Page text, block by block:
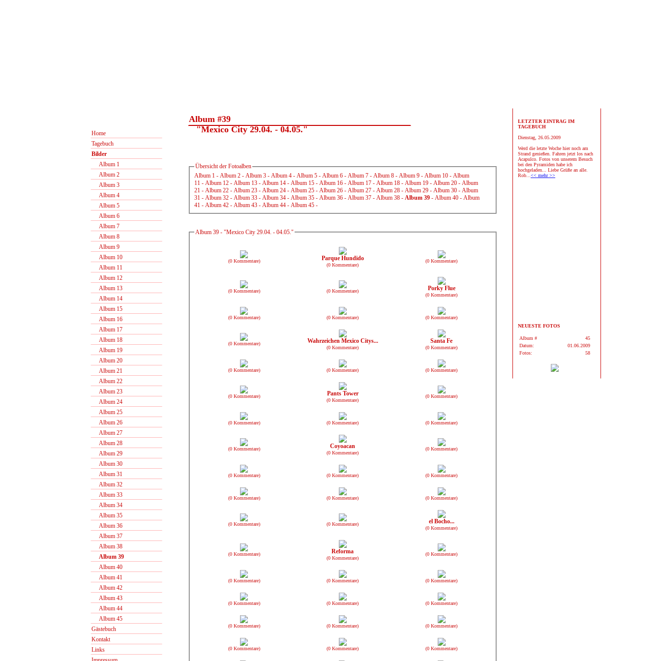
Album #39
"Mexico City 29.04. - 04.05."
Home
Tagebuch
Bilder
Album 1
Album 2
Album 3
Album 4
Album 5
Album 6
Album 7
Album 8
Album 9
Album 10
Album 11
Album 12
Album 13
Album 14
Album 15
Album 16
Album 17
Album 18
Album 19
Album 20
Album 21
Album 22
Album 23
Album 24
Album 25
Album 26
Album 27
Album 28
Album 29
Album 30
Album 31
Album 32
Album 33
Album 34
Album 35
Album 36
Album 37
Album 38
Album 39
Album 40
Album 41
Album 42
Album 43
Album 44
Album 45
Gästebuch
Kontakt
Links
LETZTER EINTRAG IM
TAGEBUCH
Dienstag, 26.05.2009
Werd die letzte Woche hier noch am
Strand genießen. Fahren jetzt los nach
Acapulco. Fotos von unserem Besuch
bei den Pyramiden habe ich
hochgeladen... Liebe Grüße an alle.
Rob... << mehr >>
NEUESTE FOTOS
Album #
45
Datum:
01.06.2009
Fotos:
58
Übersicht der Fotoalben
Album 1 - Album 2 - Album 3 - Album 4 - Album 5 - Album 6 - Album 7 - Album 8 - Album 9 - Album 10 - Album
11 - Album 12 - Album 13 - Album 14 - Album 15 - Album 16 - Album 17 - Album 18 - Album 19 - Album 20 - Album
21 - Album 22 - Album 23 - Album 24 - Album 25 - Album 26 - Album 27 - Album 28 - Album 29 - Album 30 - Album
31 - Album 32 - Album 33 - Album 34 - Album 35 - Album 36 - Album 37 - Album 38 - Album 39 - Album 40 - Album
41 - Album 42 - Album 43 - Album 44 - Album 45 -
Album 39 - "Mexico City 29.04. - 04.05."
(0 Kommentare) Parque Hundido
(0 Kommentare)
(0 Kommentare)
(0 Kommentare) (0 Kommentare) Porky Flue
(0 Kommentare)
(0 Kommentare) (0 Kommentare) (0 Kommentare)
(0 Kommentare) Wahrzeichen Mexico Citys...
(0 Kommentare)
Santa Fe
(0 Kommentare)
(0 Kommentare) (0 Kommentare) (0 Kommentare)
(0 Kommentare) Pants Tower
(0 Kommentare)
(0 Kommentare)
(0 Kommentare) (0 Kommentare) (0 Kommentare)
(0 Kommentare) Coyoacan
(0 Kommentare)
(0 Kommentare)
(0 Kommentare) (0 Kommentare) (0 Kommentare)
(0 Kommentare) (0 Kommentare) (0 Kommentare)
(0 Kommentare) (0 Kommentare) el Bocho...
(0 Kommentare)
(0 Kommentare) Reforma
(0 Kommentare)
(0 Kommentare)
(0 Kommentare) (0 Kommentare) (0 Kommentare)
(0 Kommentare) (0 Kommentare) (0 Kommentare)
(0 Kommentare) (0 Kommentare) (0 Kommentare)
(0 Kommentare) (0 Kommentare) (0 Kommentare)